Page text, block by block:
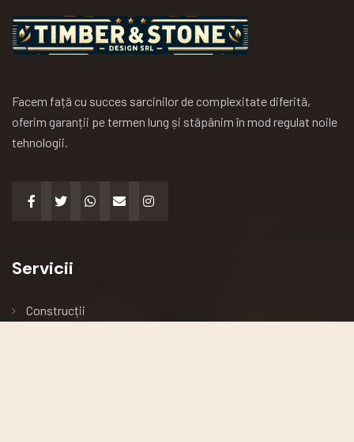
Facem față cu succes sarcinilor de complexitate diferită,
oferim garanții pe termen lung și stăpânim în mod regulat noile
tehnologii.
Servicii
Construcții